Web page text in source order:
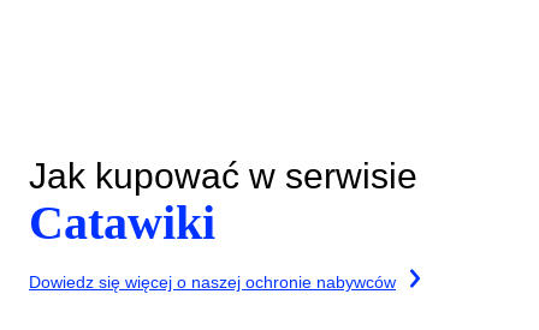
Jak kupować w serwisie
Catawiki
Dowiedz się więcej o naszej ochronie nabywców